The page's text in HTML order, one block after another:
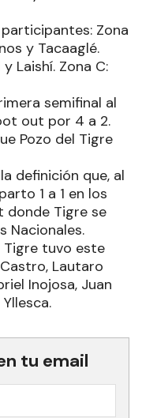
Zona
y Tacaaglé.
Laishí. Zona C:
semifinal al
out por 4 a 2.
Pozo del Tigre
definición que, al
1 a 1 en los
Tigre se
Nacionales.
Tigre tuvo este
Lautaro
Inojosa, Juan
tu email